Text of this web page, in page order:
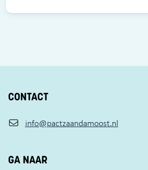
CONTACT
info@pactzaandamoost.nl
GA NAAR